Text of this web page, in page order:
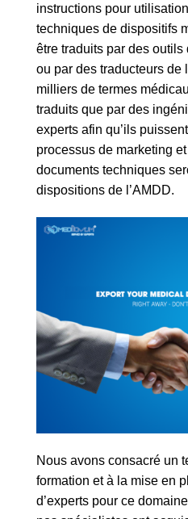
instructions pour
techniques de dispositifs
être traduits par des
ou par des traducteurs de
milliers de termes
traduits que par des
experts afin qu’ils
processus de marketing
documents techniques
dispositions de l’AMDD.
Nous avons consacré un
formation et à la mise en
d’experts pour ce